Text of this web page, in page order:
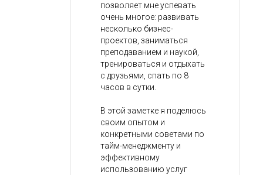
позволяет мне успевать
очень многое: развивать
несколько бизнес-
проектов, заниматься
преподаванием и наукой,
тренироваться и отдыхать
с друзьями, спать по 8
часов в сутки.
В этой заметке я поделюсь
своим опытом и
конкретными советами по
тайм-менеджменту и
эффективному
использованию услуг